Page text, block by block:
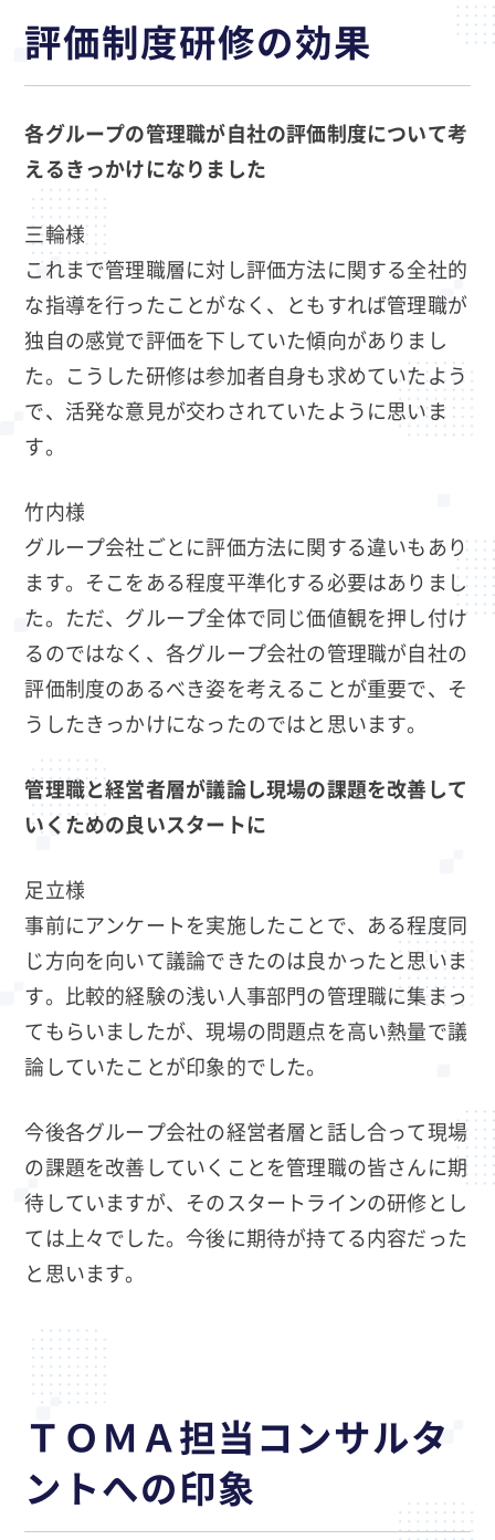
評価制度研修の効果
各グループの管理職が自社の評価制度について考
えるきっかけになりました
三輪様
これまで管理職層に対し評価方法に関する全社的
な指導を行ったことがなく、ともすれば管理職が
独自の感覚で評価を下していた傾向がありまし
た。こうした研修は参加者自身も求めていたよう
で、活発な意見が交わされていたように思いま
す。
竹内様
グループ会社ごとに評価方法に関する違いもあり
ます。そこをある程度平準化する必要はありまし
た。ただ、グループ全体で同じ価値観を押し付け
るのではなく、各グループ会社の管理職が自社の
評価制度のあるべき姿を考えることが重要で、そ
うしたきっかけになったのではと思います。
管理職と経営者層が議論し現場の課題を改善して
いくための良いスタートに
足立様
事前にアンケートを実施したことで、ある程度同
じ方向を向いて議論できたのは良かったと思いま
す。比較的経験の浅い人事部門の管理職に集まっ
てもらいましたが、現場の問題点を高い熱量で議
論していたことが印象的でした。
今後各グループ会社の経営者層と話し合って現場
の課題を改善していくことを管理職の皆さんに期
待していますが、そのスタートラインの研修とし
ては上々でした。今後に期待が持てる内容だった
と思います。
ＴＯＭＡ担当コンサルタ
ントへの印象